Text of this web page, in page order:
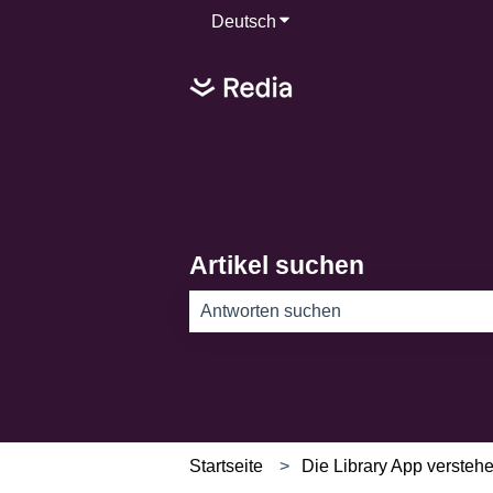
Deutsch Untermenü für
Artikel suchen
Startseite Die Library App